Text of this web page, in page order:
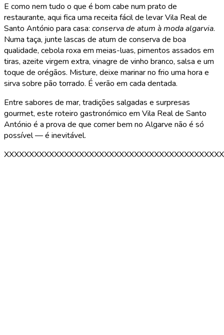
E como nem tudo o que é bom cabe num prato de
restaurante, aqui fica uma receita fácil de levar Vila Real de
Santo António para casa: conserva de atum à moda algarvia.
Numa taça, junte lascas de atum de conserva de boa
qualidade, cebola roxa em meias-luas, pimentos assados em
tiras, azeite virgem extra, vinagre de vinho branco, salsa e um
toque de orégãos. Misture, deixe marinar no frio uma hora e
sirva sobre pão torrado. É verão em cada dentada.
Entre sabores de mar, tradições salgadas e surpresas
gourmet, este roteiro gastronómico em Vila Real de Santo
António é a prova de que comer bem no Algarve não é só
possível — é inevitável.